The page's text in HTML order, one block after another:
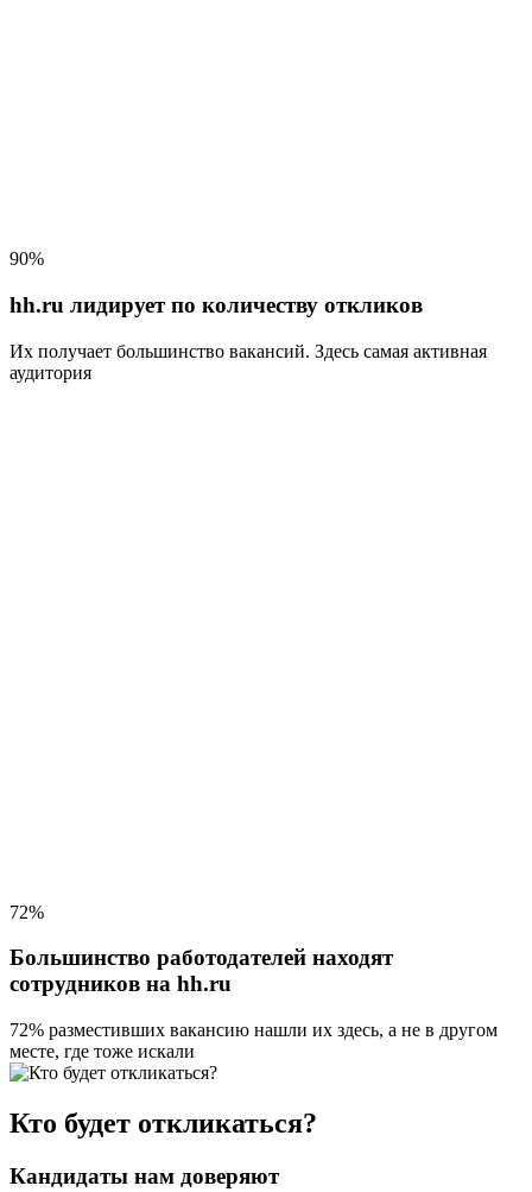
90%
hh.ru лидирует по количеству откликов
Их получает большинство вакансий. Здесь самая активная
аудитория
72%
Большинство работодателей находят
сотрудников на hh.ru
72% разместивших вакансию нашли их здесь, а не в другом
месте, где тоже искали
Кто будет откликаться?
Кандидаты нам доверяют